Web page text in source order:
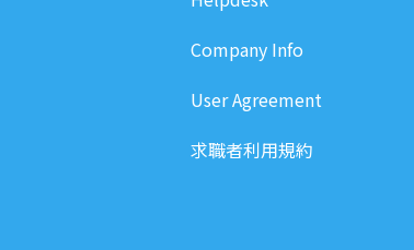
Company Info
User Agreement
求職者利用規約